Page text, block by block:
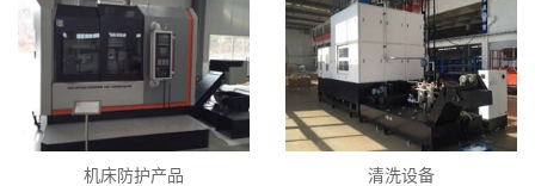
机床防护产品 清洗设备